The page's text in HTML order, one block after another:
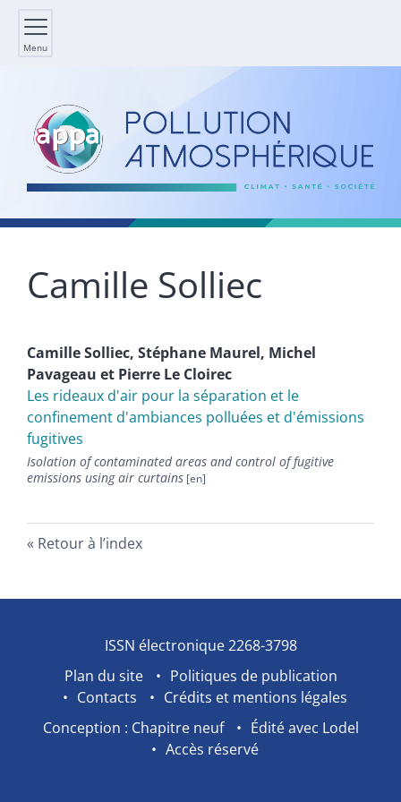
Menu
Camille Solliec
CamilleSolliec, Stéphane Maurel, Michel
Pavageau et Pierre Le Cloirec
Les rideaux d'air pour la séparation et le
confinement d'ambiances polluées et d'émissions
fugitives
Isolation of contaminated areas and control of fugitive
emissions using air curtains
Retour à l’index
ISSN électronique 2268-3798
Plan du site
Politiques de publication
Contacts
Crédits et mentions légales
Conception : Chapitre neuf
Édité avec Lodel
Accès réservé